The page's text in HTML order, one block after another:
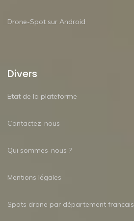
Drone-Spot sur Android
Divers
Etat de la plateforme
Contactez-nous
Qui sommes-nous ?
Mentions légales
Spots drone par département francais